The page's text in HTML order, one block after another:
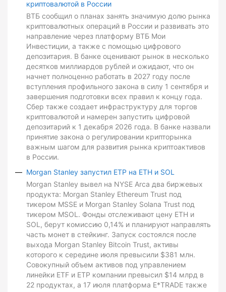
криптовалютой в России
ВТБ сообщил о планах занять значимую долю рынка
криптовалютных операций в России и развивать это
направление через платформу ВТБ Мои
Инвестиции, а также с помощью цифрового
депозитария. В банке оценивают рынок в несколько
десятков миллиардов рублей и ожидают, что он
начнет полноценно работать в 2027 году после
вступления профильного закона в силу 1 сентября и
завершения подготовки всех правил к концу года.
Сбер также создает инфраструктуру для торгов
криптовалютой и намерен запустить цифровой
депозитарий к 1 декабря 2026 года. В банке назвали
принятие закона о регулировании крипторынка
важным шагом для развития рынка криптоактивов
в России.
Morgan Stanley запустил ETP на ETH и SOL
Morgan Stanley вывел на NYSE Arca два биржевых
продукта: Morgan Stanley Ethereum Trust под
тикером MSSE и Morgan Stanley Solana Trust под
тикером MSOL. Фонды отслеживают цену ETH и
SOL, берут комиссию 0,14% и планируют направлять
часть монет в стейкинг. Запуск состоялся после
выхода Morgan Stanley Bitcoin Trust, активы
которого к середине июля превысили $381 млн.
Совокупный объем активов под управлением
линейки ETF и ETP компании превысил $14 млрд в
22 продуктах, а 17 июля платформа E*TRADE также